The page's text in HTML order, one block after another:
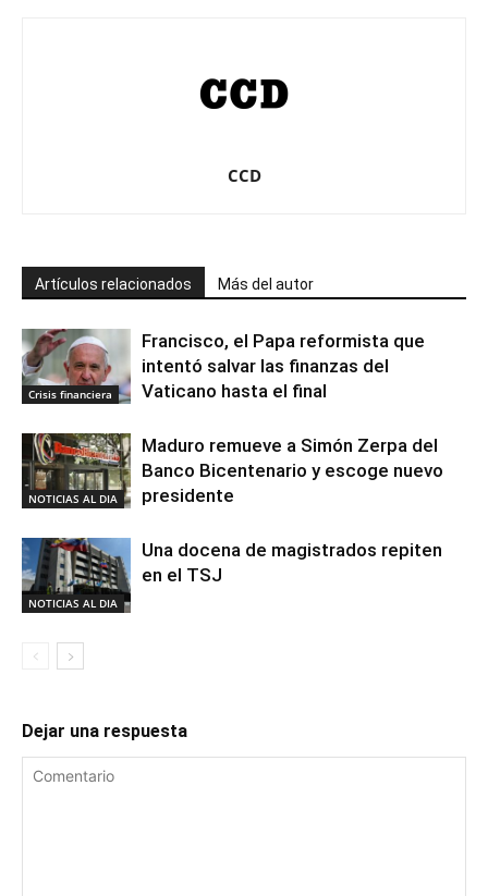
CCD
Artículos relacionados Más del autor
Crisis financiera
Francisco, el Papa reformista que
intentó salvar las finanzas del
Vaticano hasta el final
NOTICIAS AL DIA
Maduro remueve a Simón Zerpa del
Banco Bicentenario y escoge nuevo
presidente
NOTICIAS AL DIA
Una docena de magistrados repiten
en el TSJ
Dejar una respuesta